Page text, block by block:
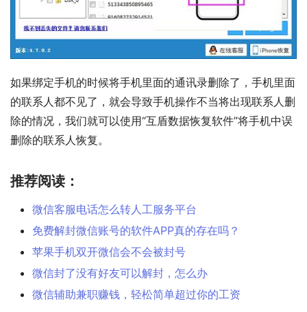
如果绑定手机的时候将手机里面的通讯录删除了，手机里面
的联系人都不见了，就会导致手机操作不当将出现联系人删
除的情况，我们就可以使用“互盾数据恢复软件”将手机中误
删除的联系人恢复。
推荐阅读：
微信客服电话怎么转人工服务平台
免费解封微信账号的软件APP真的存在吗？
苹果手机双开微信会不会被封号
微信封了没有好友可以解封，怎么办
微信辅助兼职赚钱，轻松简单超过你的工资